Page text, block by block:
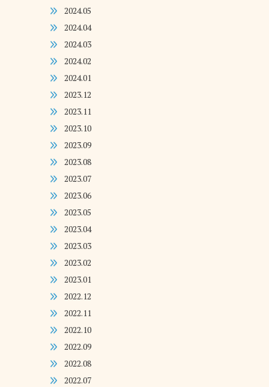
2024.05
2024.04
2024.03
2024.02
2024.01
2023.12
2023.11
2023.10
2023.09
2023.08
2023.07
2023.06
2023.05
2023.04
2023.03
2023.02
2023.01
2022.12
2022.11
2022.10
2022.09
2022.08
2022.07